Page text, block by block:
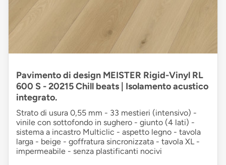
Pavimento di design MEISTER Rigid-Vinyl RL
600 S - 20215 Chill beats | Isolamento acustico
integrato.
Strato di usura 0,55 mm - 33 mestieri (intensivo) -
vinile con sottofondo in sughero - giunto (4 lati) -
sistema a incastro Multiclic - aspetto legno - tavola
larga - beige - goffratura sincronizzata - tavola XL -
impermeabile - senza plastificanti nocivi